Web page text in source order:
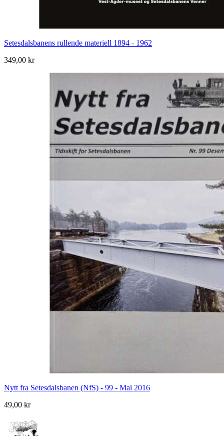
Setesdalsbanens rullende materiell 1894 - 1962
349,00 kr
Nytt fra Setesdalsbanen (NfS) - 99 - Mai 2016
49,00 kr